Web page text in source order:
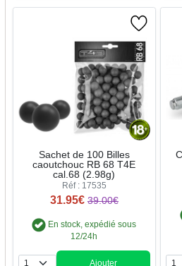
Sachet de 100 Billes
caoutchouc RB 68 T4E
cal.68 (2.98g)
Réf : 17535
31.95€ 39.00€
En stock, expédié sous
12/24h
Ajouter